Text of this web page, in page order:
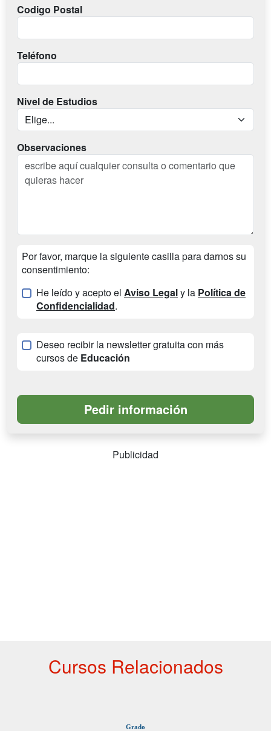
Codigo Postal
Teléfono
Nivel de Estudios
Observaciones
Por favor, marque la siguiente casilla para darnos su
consentimiento:
He leído y acepto el Aviso Legaly la Política de
Confidencialidad.
Deseo recibir la newsletter gratuita con más
cursos de Educación
Publicidad
Cursos Relacionados
Grado